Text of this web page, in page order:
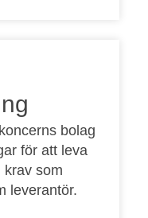
bolag
för att leva
krav som
leverantör.